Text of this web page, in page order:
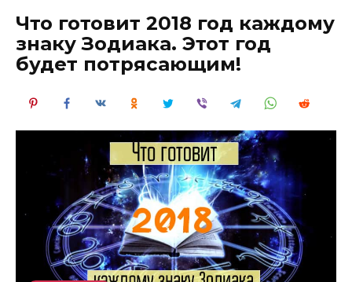
Что готовит 2018 год каждому
знаку Зодиака. Этот год
будет потрясающим!